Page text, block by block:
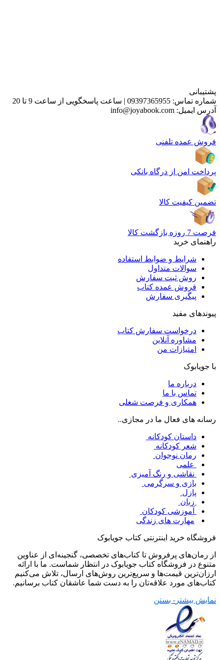
پشتیبانی
شماره تماس: 09397365955
| ساعت پاسخگویی از ساعت 9 تا 20
آدرس ایمیل: info@joyabook.com
فروش عمده تلفنی
پرداخت امن از درگاه بانکی
تضمین کیفیت کالا
فرصت 7 روزه بازگشت کالا
راهنمای خرید
شرایط و ضوابط استفاده
سوالات متداول
روش ثبت سفارش
فروش عمده کتاب
پیگیری سفارش
پیوندهای مفید
درخواست سفارش کتاب
مشاوره آنلاین
امتیازات من
با جویابوک
درباره ما
تماس با ما
همکاری و فرصت شغلی
رسانه های فعال ما در مجازی..
داستان کودکانه
شعر کودکانه
رمان نوجوان
علمی
نقاشی و رنگ آمیزی
بازی و سرگرمی
پازل
زبان
آموزشی کودکان
مهارت های زندگی
فروشگاه خرید اینترنتی کتاب جویابوک
از رمان‌های پرفروش تا کتاب‌های تخصصی، گنجینه‌ای از عناوین
متنوع در فروشگاه کتاب جویابوک در انتظار شماست. ما با ارائه
ارزان‌ترین قیمت‌ها و سریع‌ترین روش‌های ارسال، تلاش می‌کنیم
کتاب‌های مورد علاقه‌تان را به دست شما عاشقان کتاب برسانیم.
نمایش بیشتر - بستن